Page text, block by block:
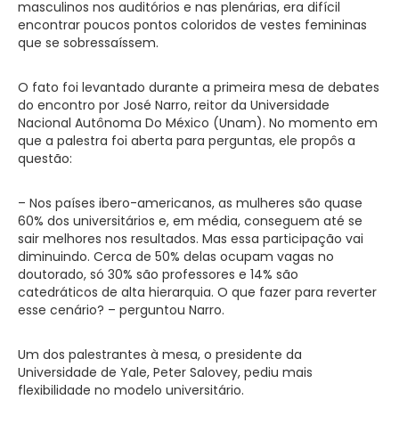
masculinos nos auditórios e nas plenárias, era difícil
encontrar poucos pontos coloridos de vestes femininas
que se sobressaíssem.
O fato foi levantado durante a primeira mesa de debates
do encontro por José Narro, reitor da Universidade
Nacional Autônoma Do México (Unam). No momento em
que a palestra foi aberta para perguntas, ele propôs a
questão:
– Nos países ibero-americanos, as mulheres são quase
60% dos universitários e, em média, conseguem até se
sair melhores nos resultados. Mas essa participação vai
diminuindo. Cerca de 50% delas ocupam vagas no
doutorado, só 30% são professores e 14% são
catedráticos de alta hierarquia. O que fazer para reverter
esse cenário? – perguntou Narro.
Um dos palestrantes à mesa, o presidente da
Universidade de Yale, Peter Salovey, pediu mais
flexibilidade no modelo universitário.